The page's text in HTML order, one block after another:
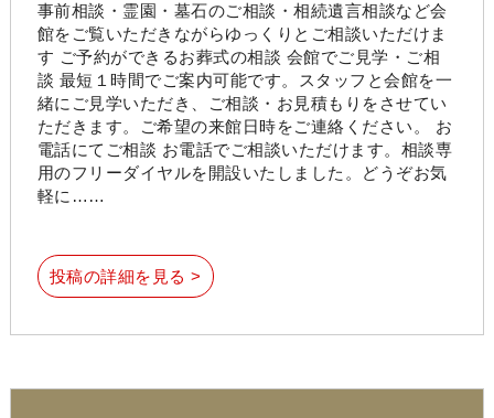
事前相談・霊園・墓石のご相談・相続遺言相談など会
館をご覧いただきながらゆっくりとご相談いただけま
す ご予約ができるお葬式の相談 会館でご見学・ご相
談 最短１時間でご案内可能です。スタッフと会館を一
緒にご見学いただき、ご相談・お見積もりをさせてい
ただきます。ご希望の来館日時をご連絡ください。 お
電話にてご相談 お電話でご相談いただけます。相談専
用のフリーダイヤルを開設いたしました。どうぞお気
軽に……
投稿の詳細を見る >